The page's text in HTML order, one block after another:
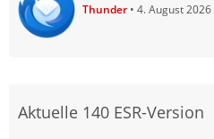
Thunder 4. August
Aktuelle 140 ESR-Version